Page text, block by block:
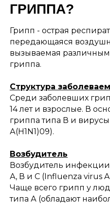
ГРИППА?
Грипп - острая
передающаяся
вызываемая
гриппа.
Структура
Среди заболевших
14 лет и взрослые. В
гриппа типа В и
А(H1N1)09).
Возбудитель
Возбудитель
А, В и С (Influenza virus A,
Чаще всего грипп у
типа А (обладают